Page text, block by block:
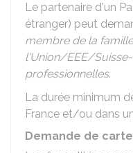
Le partenaire d'un
étranger) peut
membre de la
l'Union/EEE/
professionnelles.
La durée minimum
France et/ou dans
Demande de carte